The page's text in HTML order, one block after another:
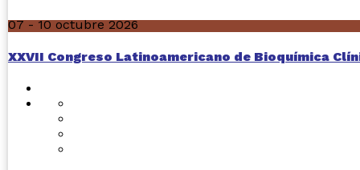
07 - 10 octubre 2026
XXVII Congreso Latinoamericano de Bioquímica